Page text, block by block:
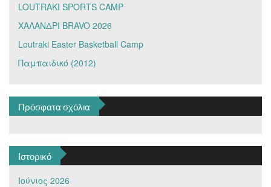
LOUTRAKI SPORTS CAMP
ΧΑΛΑΝΔΡΙ BRAVO 2026
Loutraki Easter Basketball Camp
Παμπαιδικό (2012)
Πρόσφατα σχόλια
Ιστορικό
Ιούνιος 2026